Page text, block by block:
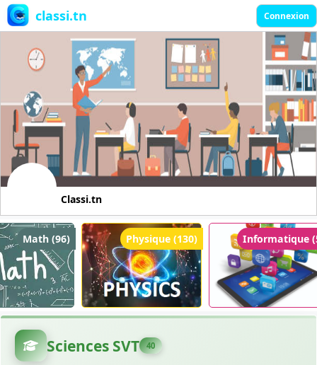
classi.tn Connexion
Classi.tn
Math (96) Physique (130) Informatique (5)
Sciences SVT 40